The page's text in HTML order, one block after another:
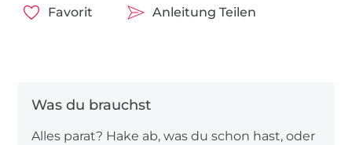
Mit etwas Näherfahrung und rund 90 Minuten
🧵 Unsere Stoffempfehlung
Favorit Anleitung Teilen
Alles parat? Hake ab, was du schon hast, oder